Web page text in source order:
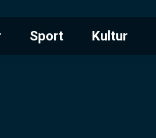
Sport Kultur